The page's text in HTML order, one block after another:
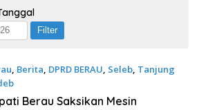
Berita DPRD BERAU Seleb, Tanjung
19, 2023
Berau Saksikan Mesin